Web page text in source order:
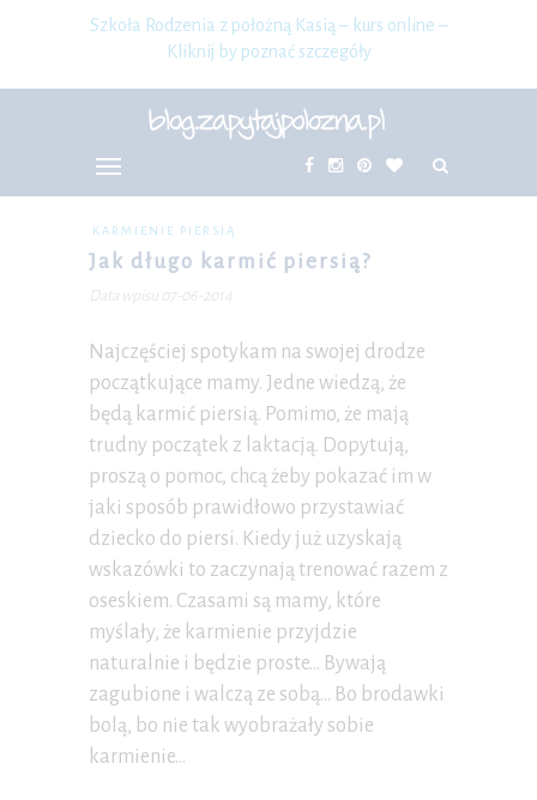
Szkoła Rodzenia z położną Kasią – kurs online –
Kliknij by poznać szczegóły
KARMIENIE PIERSIĄ
Jak długo karmić piersią?
Data wpisu 07-06-2014
Najczęściej spotykam na swojej drodze
początkujące mamy. Jedne wiedzą, że
będą karmić piersią. Pomimo, że mają
trudny początek z laktacją. Dopytują,
proszą o pomoc, chcą żeby pokazać im w
jaki sposób prawidłowo przystawiać
dziecko do piersi. Kiedy już uzyskają
wskazówki to zaczynają trenować razem z
oseskiem. Czasami są mamy, które
myślały, że karmienie przyjdzie
naturalnie i będzie proste… Bywają
zagubione i walczą ze sobą… Bo brodawki
bolą, bo nie tak wyobrażały sobie
karmienie…